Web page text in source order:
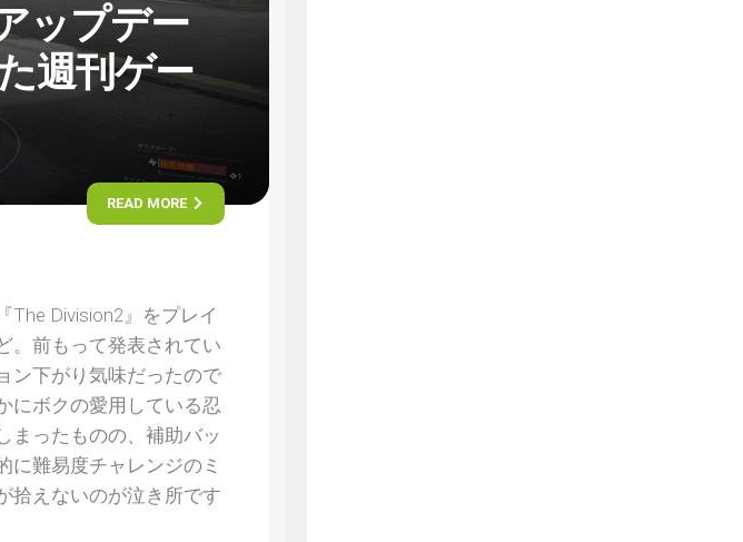
ップデー
週刊ゲー
READ MORE
Division2』をプレイ
。前もって発表されてい
ン下がり気味だったので
にボクの愛用している忍
まったものの、補助バッ
に難易度チャレンジのミ
拾えないのが泣き所です